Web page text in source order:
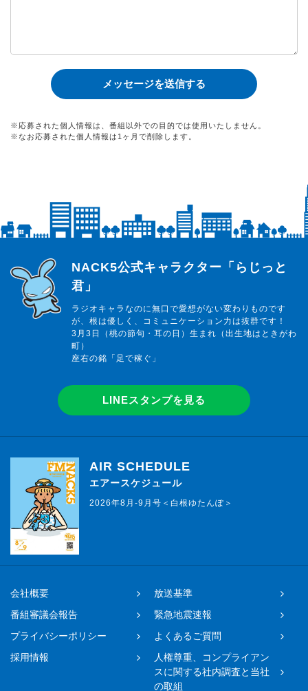
※応募された個人情報は、番組以外での目的では使用いたしません。
※なお応募された個人情報は1ヶ月で削除します。
らじっと君
NACK5公式キャラクター「らじっと
君」
ラジオキャラなのに無口で愛想がない変わりものです
が、根は優しく、コミュニケーション力は抜群です！
3月3日（桃の節句・耳の日）生まれ（出生地はときがわ
町）
座右の銘「足で稼ぐ」
LINEスタンプを見る
AIR SCHEDULE
エアースケジュール
2026年8月-9月号＜白根ゆたんぽ＞
会社概要
放送基準
番組審議会報告
緊急地震速報
プライバシーポリシー
よくあるご質問
採用情報
人権尊重、コンプライアン
スに関する社内調査と当社
の取組